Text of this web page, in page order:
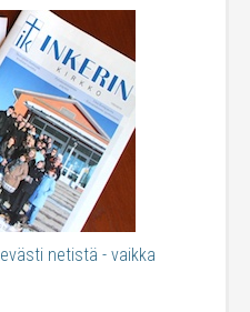
netistä - vaikka